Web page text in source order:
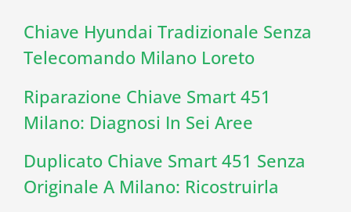
Chiave Hyundai Tradizionale Senza
Telecomando Milano Loreto
Riparazione Chiave Smart 451
Milano: Diagnosi In Sei Aree
Duplicato Chiave Smart 451 Senza
Originale A Milano: Ricostruirla